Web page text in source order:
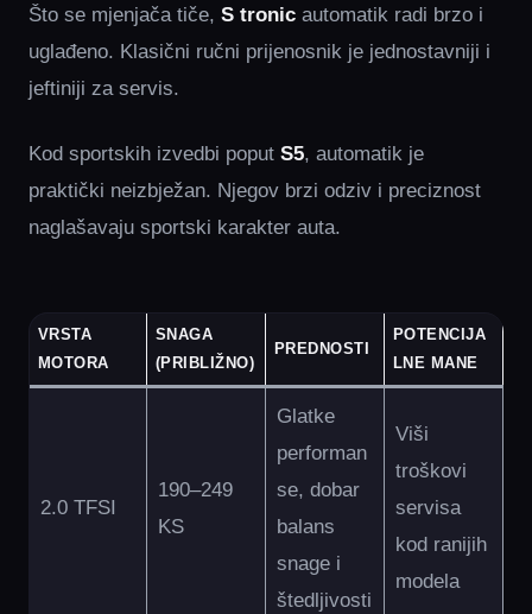
Što se mjenjača tiče, S tronic automatik radi brzo i
uglađeno. Klasični ručni prijenosnik je jednostavniji i
jeftiniji za servis.
Kod sportskih izvedbi poput S5, automatik je
praktički neizbježan. Njegov brzi odziv i preciznost
naglašavaju sportski karakter auta.
VRSTA
MOTORA
SNAGA
(PRIBLIŽNO)
PREDNOSTI
POTENCIJA
LNE MANE
2.0 TFSI
190–249
KS
Glatke
performan
se, dobar
balans
snage i
štedljivosti
Viši
troškovi
servisa
kod ranijih
modela